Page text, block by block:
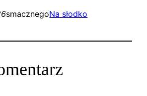
smacznegoNa słodko